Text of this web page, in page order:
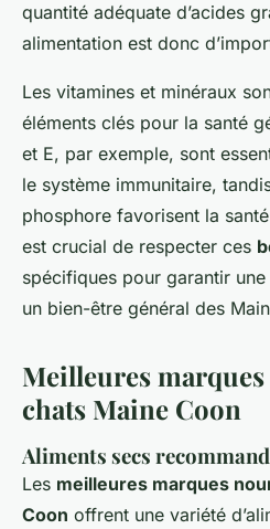
quantité adéquate d’acides
alimentation est donc
Les vitamines et minéraux
éléments clés pour la santé
et E, par exemple, sont
le système immunitaire,
phosphore favorisent la
est crucial de respecter ces
spécifiques pour garantir
un bien-être général des
Meilleures
chats Maine Coon
Aliments secs
Les meilleures marques
Coon offrent une variété